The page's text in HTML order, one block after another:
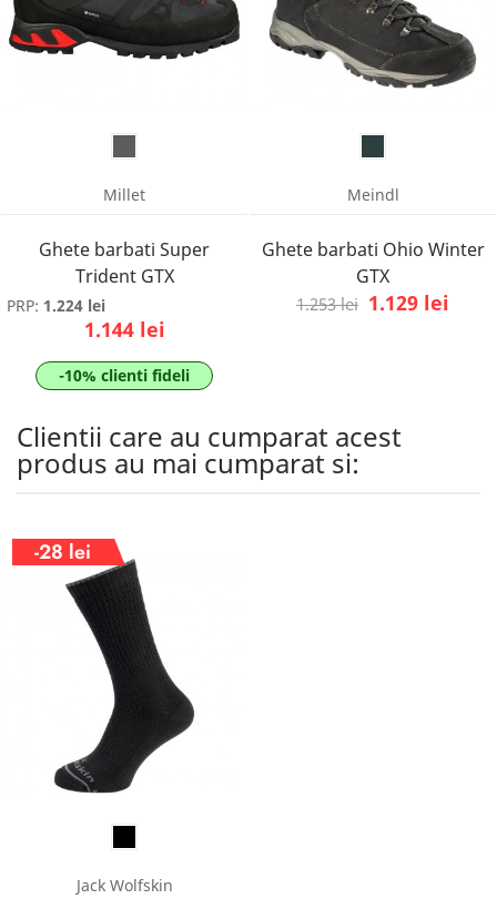
Millet
Ghete barbati Super
Trident GTX
PRP: 1.224 lei
1.144 lei
-10% clienti fideli
Meindl
Ghete barbati Ohio Winter
GTX
1.253 lei 1.129 lei
Clientii care au cumparat acest
produs au mai cumparat si:
-28 lei
Jack Wolfskin